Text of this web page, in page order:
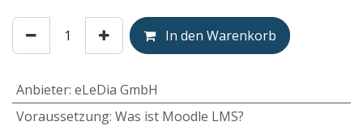
In den Warenkorb
Anbieter: eLeDia GmbH
Voraussetzung: Was ist Moodle LMS?